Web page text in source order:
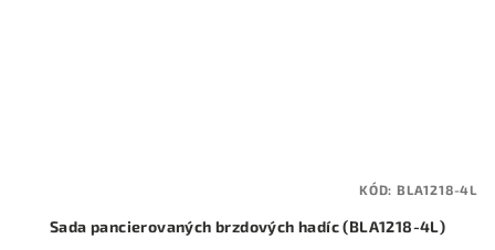
Sada pancierovaných brzdových hadíc (BLA1218-4L)
KÓD: BLA1218-4L